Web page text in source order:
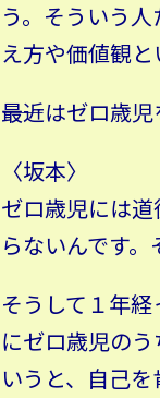
う。そういう
え方や価値観
――最近はゼロ歳
〈坂本〉
ゼロ歳児には
らないんです
そうして１年
にゼロ歳児の
いうと、自己